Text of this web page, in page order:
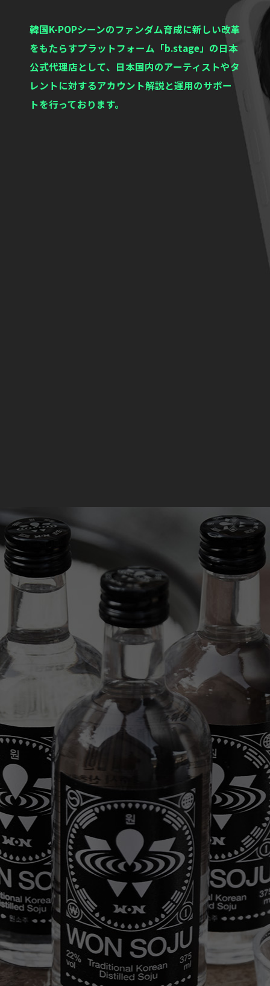
韓国K-POPシーンのファンダム育成に新しい改革
をもたらすプラットフォーム「b.stage」の日本
公式代理店として、日本国内のアーティストやタ
レントに対するアカウント解説と運用のサポー
トを行っております。